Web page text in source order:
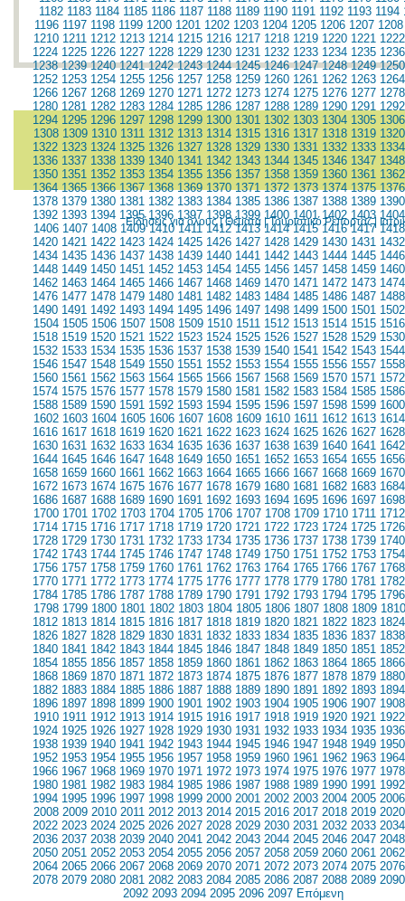
1182 1183 1184 1185 1186 1187 1188 1189 1190 1191 1192 1193 1194
1196 1197 1198 1199 1200 1201 1202 1203 1204 1205 1206 1207 1208
1210 1211 1212 1213 1214 1215 1216 1217 1218 1219 1220 1221 1222
1224 1225 1226 1227 1228 1229 1230 1231 1232 1233 1234 1235 1236
1238 1239 1240 1241 1242 1243 1244 1245 1246 1247 1248 1249 1250
1252 1253 1254 1255 1256 1257 1258 1259 1260 1261 1262 1263 1264
1266 1267 1268 1269 1270 1271 1272 1273 1274 1275 1276 1277 1278
1280 1281 1282 1283 1284 1285 1286 1287 1288 1289 1290 1291 1292
1294 1295 1296 1297 1298 1299 1300 1301 1302 1303 1304 1305 1306
1308 1309 1310 1311 1312 1313 1314 1315 1316 1317 1318 1319 1320
1322 1323 1324 1325 1326 1327 1328 1329 1330 1331 1332 1333 1334
1336 1337 1338 1339 1340 1341 1342 1343 1344 1345 1346 1347 1348
1350 1351 1352 1353 1354 1355 1356 1357 1358 1359 1360 1361 1362
1364 1365 1366 1367 1368 1369 1370 1371 1372 1373 1374 1375 1376
1378 1379 1380 1381 1382 1383 1384 1385 1386 1387 1388 1389 1390
1392 1393 1394 1395 1396 1397 1398 1399 1400 1401 1402 1403 1404
1406 1407 1408 1409 1410 1411 1412 1413 1414 1415 1416 1417 1418
1420 1421 1422 1423 1424 1425 1426 1427 1428 1429 1430 1431 1432
1434 1435 1436 1437 1438 1439 1440 1441 1442 1443 1444 1445 1446
1448 1449 1450 1451 1452 1453 1454 1455 1456 1457 1458 1459 1460
1462 1463 1464 1465 1466 1467 1468 1469 1470 1471 1472 1473 1474
1476 1477 1478 1479 1480 1481 1482 1483 1484 1485 1486 1487 1488
1490 1491 1492 1493 1494 1495 1496 1497 1498 1499 1500 1501 1502
1504 1505 1506 1507 1508 1509 1510 1511 1512 1513 1514 1515 1516
1518 1519 1520 1521 1522 1523 1524 1525 1526 1527 1528 1529 1530
1532 1533 1534 1535 1536 1537 1538 1539 1540 1541 1542 1543 1544
1546 1547 1548 1549 1550 1551 1552 1553 1554 1555 1556 1557 1558
1560 1561 1562 1563 1564 1565 1566 1567 1568 1569 1570 1571 1572
1574 1575 1576 1577 1578 1579 1580 1581 1582 1583 1584 1585 1586
1588 1589 1590 1591 1592 1593 1594 1595 1596 1597 1598 1599 1600
1602 1603 1604 1605 1606 1607 1608 1609 1610 1611 1612 1613 1614
1616 1617 1618 1619 1620 1621 1622 1623 1624 1625 1626 1627 1628
1630 1631 1632 1633 1634 1635 1636 1637 1638 1639 1640 1641 1642
1644 1645 1646 1647 1648 1649 1650 1651 1652 1653 1654 1655 1656
1658 1659 1660 1661 1662 1663 1664 1665 1666 1667 1668 1669 1670
1672 1673 1674 1675 1676 1677 1678 1679 1680 1681 1682 1683 1684
1686 1687 1688 1689 1690 1691 1692 1693 1694 1695 1696 1697 1698
1700 1701 1702 1703 1704 1705 1706 1707 1708 1709 1710 1711 1712
1714 1715 1716 1717 1718 1719 1720 1721 1722 1723 1724 1725 1726
1728 1729 1730 1731 1732 1733 1734 1735 1736 1737 1738 1739 1740
1742 1743 1744 1745 1746 1747 1748 1749 1750 1751 1752 1753 1754
1756 1757 1758 1759 1760 1761 1762 1763 1764 1765 1766 1767 1768
1770 1771 1772 1773 1774 1775 1776 1777 1778 1779 1780 1781 1782
1784 1785 1786 1787 1788 1789 1790 1791 1792 1793 1794 1795 1796
1798 1799 1800 1801 1802 1803 1804 1805 1806 1807 1808 1809 1810
1812 1813 1814 1815 1816 1817 1818 1819 1820 1821 1822 1823 1824
1826 1827 1828 1829 1830 1831 1832 1833 1834 1835 1836 1837 1838
1840 1841 1842 1843 1844 1845 1846 1847 1848 1849 1850 1851 1852
1854 1855 1856 1857 1858 1859 1860 1861 1862 1863 1864 1865 1866
1868 1869 1870 1871 1872 1873 1874 1875 1876 1877 1878 1879 1880
1882 1883 1884 1885 1886 1887 1888 1889 1890 1891 1892 1893 1894
1896 1897 1898 1899 1900 1901 1902 1903 1904 1905 1906 1907 1908
1910 1911 1912 1913 1914 1915 1916 1917 1918 1919 1920 1921 1922
1924 1925 1926 1927 1928 1929 1930 1931 1932 1933 1934 1935 1936
1938 1939 1940 1941 1942 1943 1944 1945 1946 1947 1948 1949 1950
1952 1953 1954 1955 1956 1957 1958 1959 1960 1961 1962 1963 1964
1966 1967 1968 1969 1970 1971 1972 1973 1974 1975 1976 1977 1978
1980 1981 1982 1983 1984 1985 1986 1987 1988 1989 1990 1991 1992
1994 1995 1996 1997 1998 1999 2000 2001 2002 2003 2004 2005 2006
2008 2009 2010 2011 2012 2013 2014 2015 2016 2017 2018 2019 2020
2022 2023 2024 2025 2026 2027 2028 2029 2030 2031 2032 2033 2034
2036 2037 2038 2039 2040 2041 2042 2043 2044 2045 2046 2047 2048
2050 2051 2052 2053 2054 2055 2056 2057 2058 2059 2060 2061 2062
2064 2065 2066 2067 2068 2069 2070 2071 2072 2073 2074 2075 2076
2078 2079 2080 2081 2082 2083 2084 2085 2086 2087 2088 2089 2090
2092 2093 2094 2095 2096 2097 Επόμενη
Ειδήσεις για όλους|Θέματα|Τουριστικό Ρεπορτάζ|